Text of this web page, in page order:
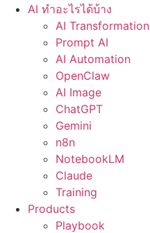
AI ทำอะไรได้บ้าง
AI Transformation
Prompt AI
AI Automation
OpenClaw
AI Image
ChatGPT
Gemini
n8n
NotebookLM
Claude
Training
Products
Playbook